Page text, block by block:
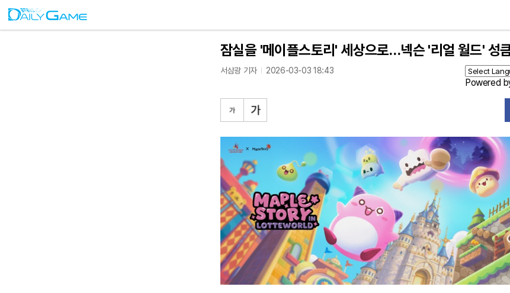
잠실을 '메이플스토리' 세상으로…넥슨 '리얼 월드' 성
서삼광 기자 2026-03-03 18:43
Powered